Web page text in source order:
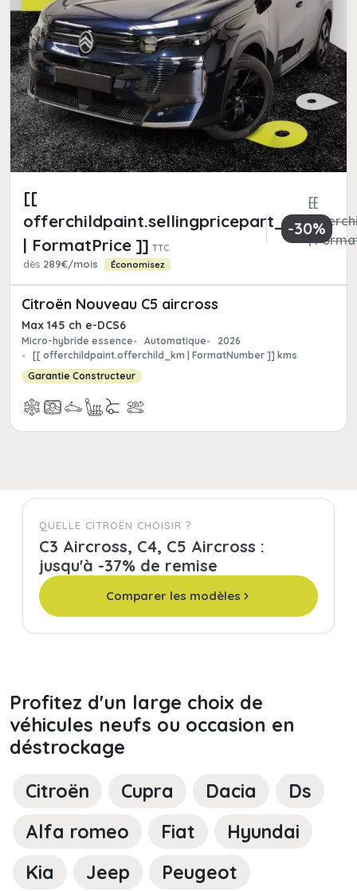
[[
offerchildpaint.sellingpricepart_ttc
| FormatPrice ]] TTC
[[
|
dès 289€/mois Économisez
-30%
Citroën Nouveau C5 aircross
Max 145 ch e-DCS6
Micro-hybride essence Automatique
2026
[[ offerchildpaint.offerchild_km | FormatNumber ]] kms
Garantie Constructeur
QUELLE CITROËN CHOISIR ?
C3 Aircross, C4, C5 Aircross :
jusqu'à -37% de remise
Comparer les modèles
Profitez d'un large choix de
véhicules neufs ou occasion en
déstrockage
Citroën Cupra Dacia
Ds
Alfa romeo
Fiat
Hyundai
Kia
Jeep
Peugeot